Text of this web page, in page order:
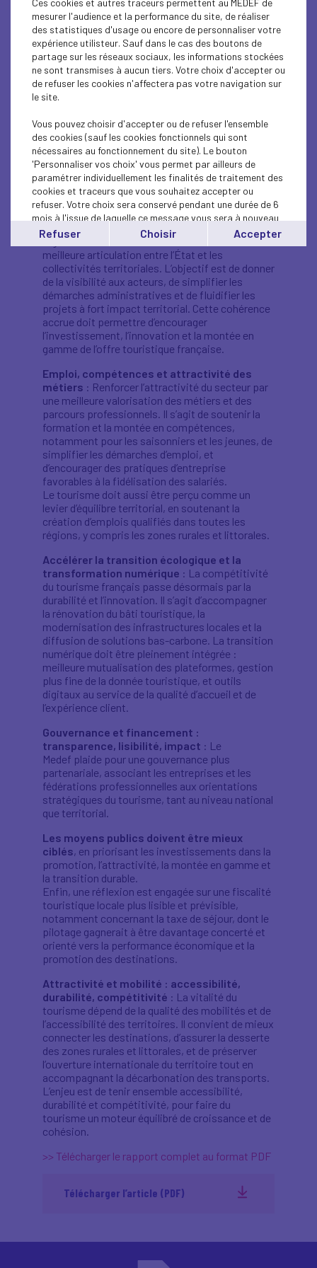
100 M de visiteurs internationaux (+26 % vs
2019).
71 Md € de recettes internationales, soit la
4ᵉ place mondiale en valeur et la 1ʳᵉ en
fréquentation.
16 Mds€ d’excédent commercial,
représentant 25 à 30 % de l’excédent total
de 7 % de l’emploi marchand.
+8 % de recettes touristiques au premier
semestre 2025, tirées par la clientèle
internationale.
Nos principales propositions
Un cadre plus simple, lisible et cohérent:
Clarifier et stabiliser l’environnement
réglementaire et fiscal du tourisme, avec une
meilleure articulation entre l’État et les
collectivités territoriales. L’objectif est de donner
de la visibilité aux acteurs, de simplifier les
démarches administratives et de fluidifier les
projets à fort impact territorial. Cette cohérence
accrue doit permettre d’encourager
l’investissement, l’innovation et la montée en
gamme de l’offre touristique française.
Emploi, compétences et attractivité des
métiers : Renforcer l’attractivité du secteur par
une meilleure valorisation des métiers et des
parcours professionnels. Il s’agit de soutenir la
formation et la montée en compétences,
notamment pour les saisonniers et les jeunes, de
simplifier les démarches d’emploi, et
d’encourager des pratiques d’entreprise
favorables à la fidélisation des salariés.
Le tourisme doit aussi être perçu comme un
levier d’équilibre territorial, en soutenant la
création d’emplois qualifiés dans toutes les
régions, y compris les zones rurales et littorales.
Accélérer la transition écologique et la
transformation numérique : La compétitivité
du tourisme français passe désormais par la
durabilité et l’innovation. Il s’agit d’accompagner
la rénovation du bâti touristique, la
modernisation des infrastructures locales et la
diffusion de solutions bas-carbone. La transition
numérique doit être pleinement intégrée :
meilleure mutualisation des plateformes, gestion
plus fine de la donnée touristique, et outils
digitaux au service de la qualité d’accueil et de
l’expérience client.
Gouvernance et financement :
transparence, lisibilité, impact : Le
Medef plaide pour une gouvernance plus
partenariale, associant les entreprises et les
fédérations professionnelles aux orientations
stratégiques du tourisme, tant au niveau national
que territorial.
Les moyens publics doivent être mieux
ciblés, en priorisant les investissements dans la
promotion, l’attractivité, la montée en gamme et
la transition durable.
Enfin, une réflexion est engagée sur une fiscalité
touristique locale plus lisible et prévisible,
notamment concernant la taxe de séjour, dont le
pilotage gagnerait à être davantage concerté et
orienté vers la performance économique et la
promotion des destinations.
Attractivité et mobilité : accessibilité,
durabilité, compétitivité : La vitalité du
tourisme dépend de la qualité des mobilités et de
l’accessibilité des territoires. Il convient de mieux
connecter les destinations, d’assurer la desserte
des zones rurales et littorales, et de préserver
l’ouverture internationale du territoire tout en
accompagnant la décarbonation des transports.
L’enjeu est de tenir ensemble accessibilité,
durabilité et compétitivité, pour faire du
tourisme un moteur équilibré de croissance et de
cohésion.
>> Télécharger le rapport complet au format PDF
Télécharger l’article (PDF)
mesurer l'audience et la performance du site, de réaliser
des statistiques d'usage ou encore de personnaliser votre
expérience utilisteur. Sauf dans le cas des boutons de
partage sur les réseaux sociaux, les informations stockées
ne sont transmises à aucun tiers. Votre choix d'accepter ou
de refuser les cookies n'affectera pas votre navigation sur
le site.
Vous pouvez choisir d'accepter ou de refuser l'ensemble
des cookies (sauf les cookies fonctionnels qui sont
nécessaires au fonctionnement du site). Le bouton
'Personnaliser vos choix' vous permet par ailleurs de
paramétrer individuellement les finalités de traitement des
cookies et traceurs que vous souhaitez accepter ou
refuser. Votre choix sera conservé pendant une durée de 6
mois à l'issue de laquelle ce message vous sera à nouveau
affiché..
Vous pouvez modifier votre choix à tout moment en
cliquant sur le lien'cookies'en bas de page.
Refuser Choisir Accepter